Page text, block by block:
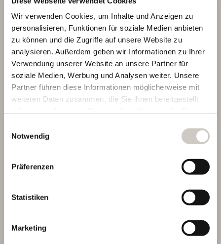
Wir verwenden Cookies, um Inhalte und Anzeigen zu
personalisieren, Funktionen für soziale Medien anbieten
zu können und die Zugriffe auf unsere Website zu
analysieren. Außerdem geben wir Informationen zu Ihrer
Verwendung unserer Website an unsere Partner für
soziale Medien, Werbung und Analysen weiter. Unsere
Partner führen diese Informationen möglicherweise mit
weiteren Daten zusammen, die Sie ihnen bereitgestellt
Weiterführende Informationen finden Sie auch unter:
https://www.connexchain.com/impressum
Notwendig
Präferenzen
Statistiken
Marketing
Das goldene Erscheinungsbild macht die Kette zum ultimativen
Trendprodukt. Die hochwertige Messingbeschichtung bietet
zudem einen zuverlässigen Korrosionsschutz.
MEHR ERFAHREN
9SG
Performance-Lasche die überragenden Schalteigenschaften.